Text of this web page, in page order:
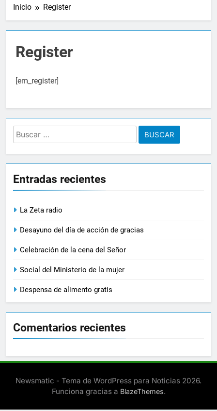
Inicio Register
Register
[em_register]
Buscar:
Entradas recientes
La Zeta radio
Desayuno del día de acción de gracias
Celebración de la cena del Señor
Social del Ministerio de la mujer
Despensa de alimento gratis
Comentarios recientes
Newsmatic - Tema de WordPress para Noticias 2026.
Funciona gracias a BlazeThemes.